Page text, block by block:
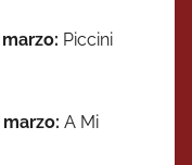
marzo: Piccini
marzo: A Mi